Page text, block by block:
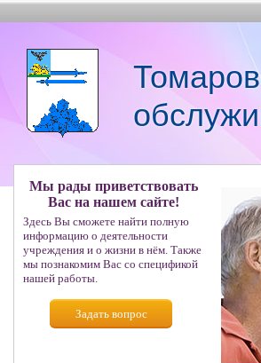
Мы рады приветствовать
Вас на нашем сайте!
Здесь Вы сможете найти полную
информацию о деятельности
учреждения и о жизни в нём. Также
мы познакомим Вас со спецификой
нашей работы.
Задать вопрос